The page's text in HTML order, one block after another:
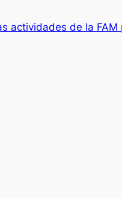
actividades de la FAM